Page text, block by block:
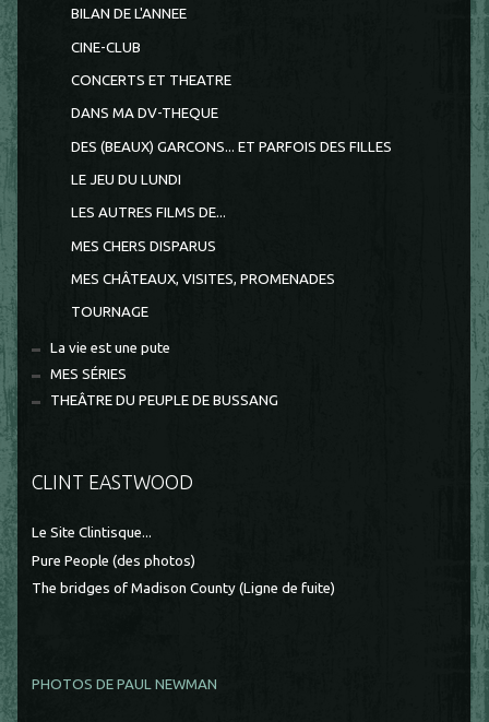
BILAN DE L'ANNEE
CINE-CLUB
CONCERTS ET THEATRE
DANS MA DV-THEQUE
DES (BEAUX) GARCONS... ET PARFOIS DES FILLES
LE JEU DU LUNDI
LES AUTRES FILMS DE...
MES CHERS DISPARUS
MES CHÂTEAUX, VISITES, PROMENADES
TOURNAGE
La vie est une pute
MES SÉRIES
THEÂTRE DU PEUPLE DE BUSSANG
CLINT EASTWOOD
Le Site Clintisque...
Pure People (des photos)
The bridges of Madison County (Ligne de fuite)
PHOTOS DE PAUL NEWMAN